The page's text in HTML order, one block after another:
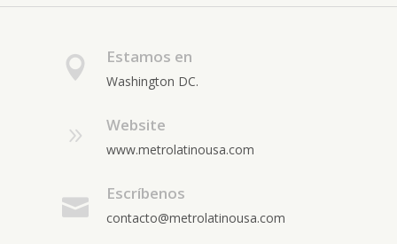
Estamos en
Washington DC.
Website
www.metrolatinousa.com
Escríbenos
contacto@metrolatinousa.com